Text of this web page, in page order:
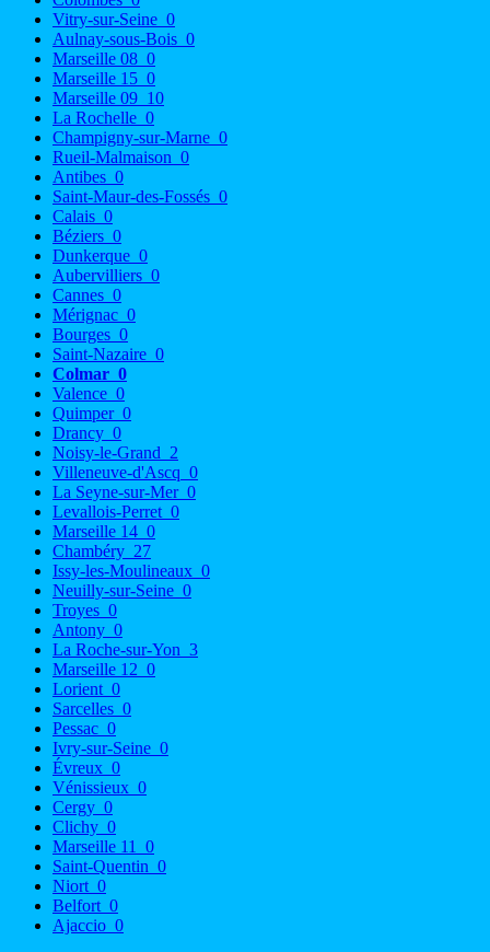
Vitry-sur-Seine 0
Aulnay-sous-Bois 0
Marseille 08 0
Marseille 15 0
Marseille 09 10
La Rochelle 0
Champigny-sur-Marne 0
Rueil-Malmaison 0
Antibes 0
Saint-Maur-des-Fossés 0
Calais 0
Béziers 0
Dunkerque 0
Aubervilliers 0
Cannes 0
Mérignac 0
Bourges 0
Saint-Nazaire 0
Colmar 0
Valence 0
Quimper 0
Drancy 0
Noisy-le-Grand 2
Villeneuve-d'Ascq 0
La Seyne-sur-Mer 0
Levallois-Perret 0
Marseille 14 0
Chambéry 27
Issy-les-Moulineaux 0
Neuilly-sur-Seine 0
Troyes 0
Antony 0
La Roche-sur-Yon 3
Marseille 12 0
Lorient 0
Sarcelles 0
Pessac 0
Ivry-sur-Seine 0
Évreux 0
Vénissieux 0
Cergy 0
Clichy 0
Marseille 11
0
Saint-Quentin 0
Niort 0
Belfort 0
Ajaccio 0